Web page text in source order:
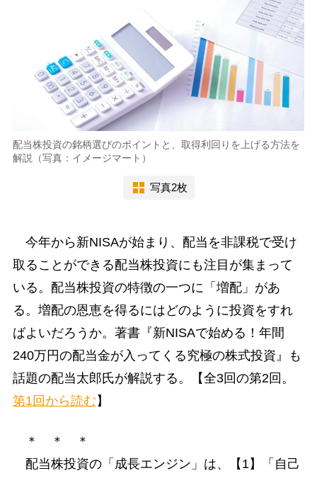
配当株投資の銘柄選びのポイントと、取得利回りを上げる方法を
解説（写真：イメージマート）
写真2枚
今年から新NISAが始まり、配当を非課税で受け
取ることができる配当株投資にも注目が集まって
いる。配当株投資の特徴の一つに「増配」があ
る。増配の恩恵を得るにはどのように投資をすれ
ばよいだろうか。著書『新NISAで始める！年間
240万円の配当金が入ってくる究極の株式投資』も
話題の配当太郎氏が解説する。【全3回の第2回。
第1回から読む 】
＊ ＊ ＊
配当株投資の「成長エンジン」は、【1】「自己